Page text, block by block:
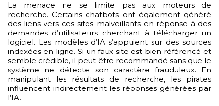
La menace ne se limite pas aux moteurs de
recherche. Certains chatbots ont également généré
des liens vers ces sites malveillants en réponse à des
demandes d’utilisateurs cherchant à télécharger un
logiciel. Les modèles d’IA s’appuient sur des sources
indexées en ligne. Si un faux site est bien référencé et
semble crédible, il peut être recommandé sans que le
système ne détecte son caractère frauduleux. En
manipulant les résultats de recherche, les pirates
influencent indirectement les réponses générées par
l’IA.